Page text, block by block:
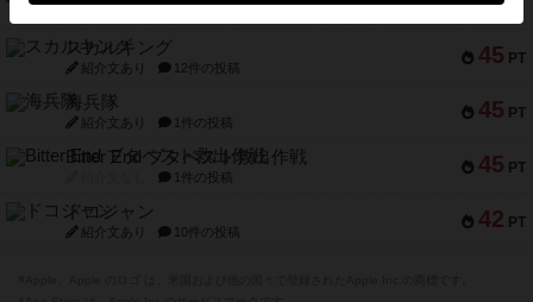
PT
45 PT
スカルキング
紹介文あり 12件の投稿
45 PT
海兵隊
紹介文あり 1件の投稿
45 PT
Bitter End ブタペスト救出作戦
1件の投稿
42 PT
ドコジャン
紹介文あり 10件の投稿